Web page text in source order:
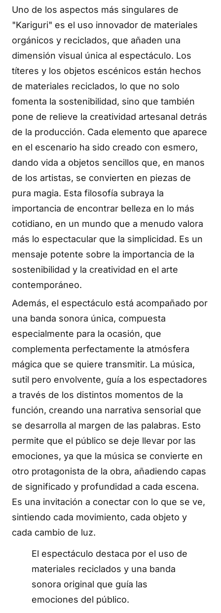
Uno de los aspectos más singulares de
"Kariguri" es el uso innovador de materiales
orgánicos y reciclados, que añaden una
dimensión visual única al espectáculo. Los
títeres y los objetos escénicos están hechos
de materiales reciclados, lo que no solo
fomenta la sostenibilidad, sino que también
pone de relieve la creatividad artesanal detrás
de la producción. Cada elemento que aparece
en el escenario ha sido creado con esmero,
dando vida a objetos sencillos que, en manos
de los artistas, se convierten en piezas de
pura magia. Esta filosofía subraya la
importancia de encontrar belleza en lo más
cotidiano, en un mundo que a menudo valora
más lo espectacular que la simplicidad. Es un
mensaje potente sobre la importancia de la
sostenibilidad y la creatividad en el arte
contemporáneo.
Además, el espectáculo está acompañado por
una banda sonora única, compuesta
especialmente para la ocasión, que
complementa perfectamente la atmósfera
mágica que se quiere transmitir. La música,
sutil pero envolvente, guía a los espectadores
a través de los distintos momentos de la
función, creando una narrativa sensorial que
se desarrolla al margen de las palabras. Esto
permite que el público se deje llevar por las
emociones, ya que la música se convierte en
otro protagonista de la obra, añadiendo capas
de significado y profundidad a cada escena.
Es una invitación a conectar con lo que se ve,
sintiendo cada movimiento, cada objeto y
cada cambio de luz.
El espectáculo destaca por el uso de
materiales reciclados y una banda
sonora original que guía las
emociones del público.